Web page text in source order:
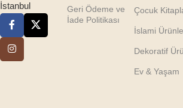
İstanbul
Geri Ödeme ve
İade Politikası
Çocuk
İslami
Dekoratif
Ev & Yaşam